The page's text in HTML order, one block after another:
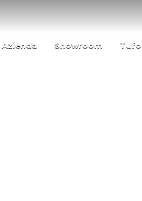
Azienda Showroom Tufo